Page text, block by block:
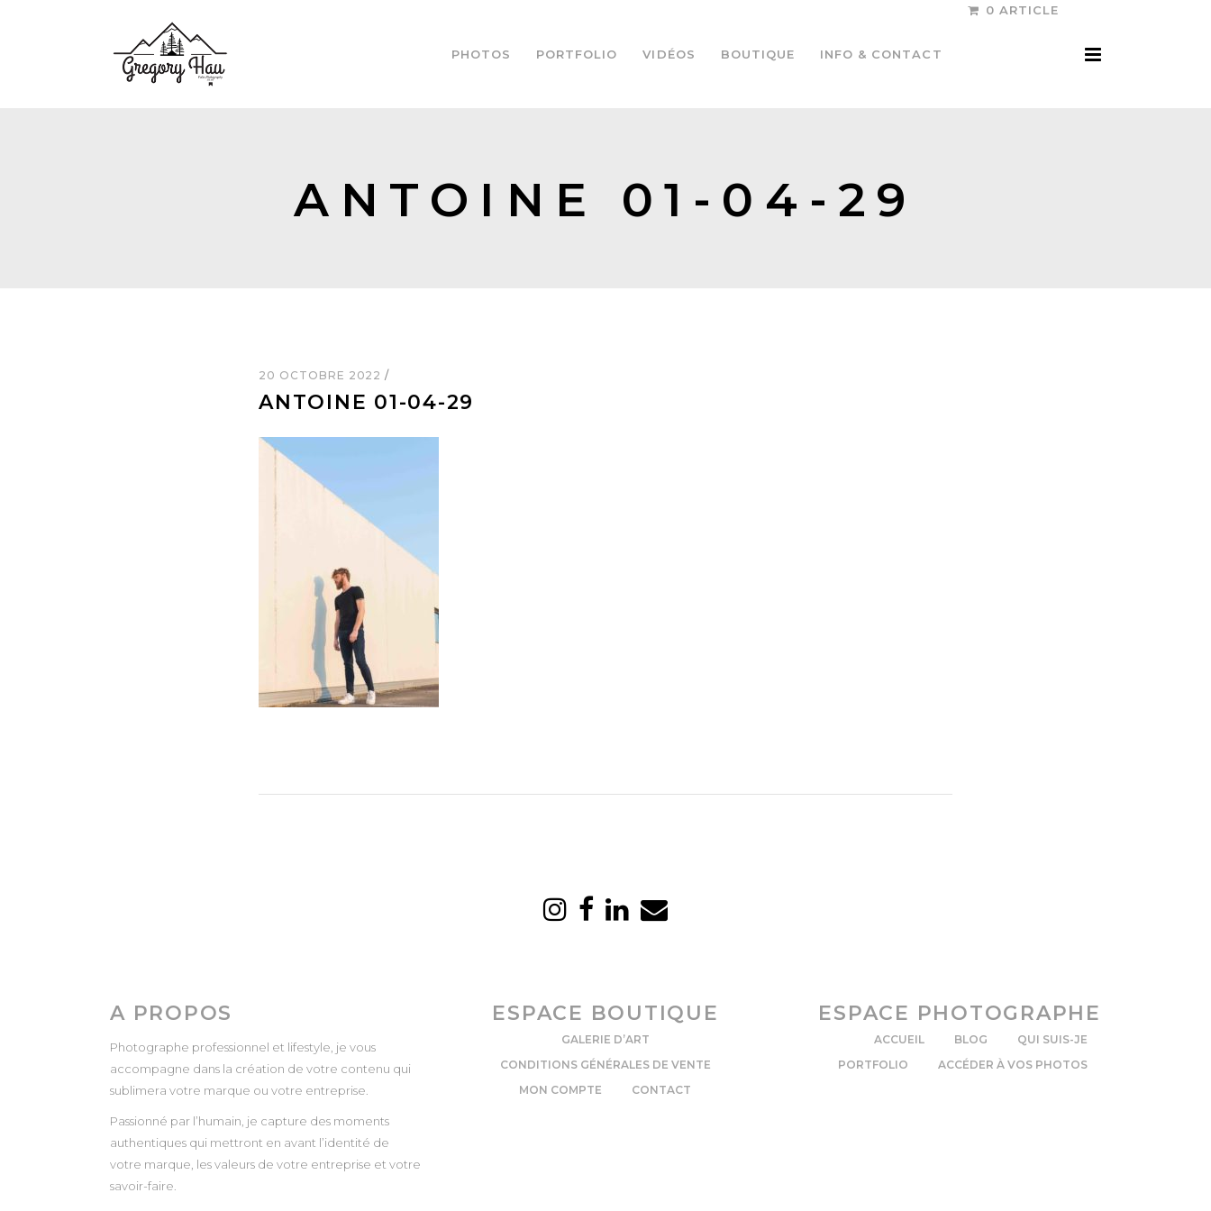
PHOTOS PORTFOLIO VIDÉOS BOUTIQUE INFO & CONTACT
0 ARTICLE
ANTOINE 01-04-29
20 OCTOBRE 2022
ANTOINE 01-04-29
A PROPOS
Photographe professionnel et lifestyle, je vous
accompagne dans la création de votre contenu qui
sublimera votre marque ou votre entreprise.
Passionné par l’humain, je capture des moments
authentiques qui mettront en avant l’identité de
votre marque, les valeurs de votre entreprise et votre
savoir-faire.
ESPACE BOUTIQUE
GALERIE D’ART
CONDITIONS GÉNÉRALES DE VENTE
MON COMPTE
CONTACT
ESPACE PHOTOGRAPHE
ACCUEIL BLOG
QUI SUIS-JE
PORTFOLIO
ACCÉDER À VOS PHOTOS